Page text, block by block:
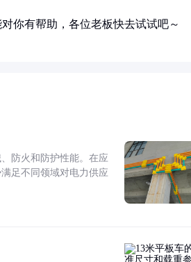
你有帮助，各位老板快去试试吧～
防火和防护性能。在应
足不同领域对电力供应